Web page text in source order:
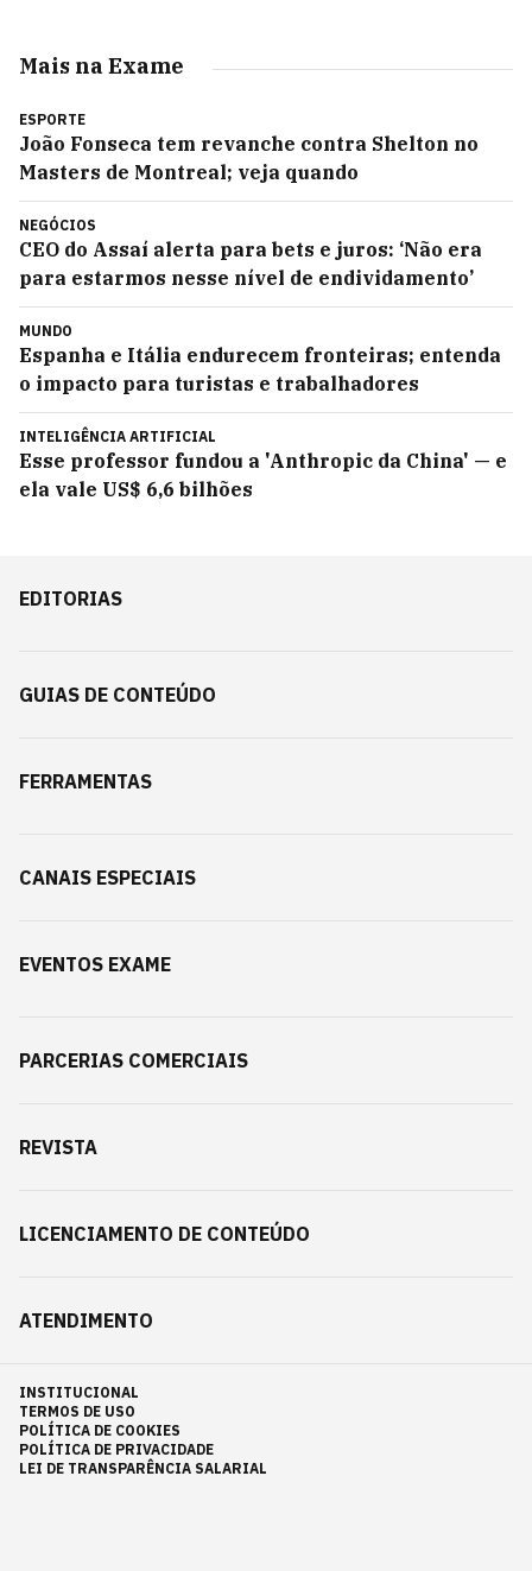
Mais na Exame
ESPORTE
João Fonseca tem revanche contra Shelton no
Masters de Montreal; veja quando
NEGÓCIOS
CEO do Assaí alerta para bets e juros: ‘Não era
para estarmos nesse nível de endividamento’
MUNDO
Espanha e Itália endurecem fronteiras; entenda
o impacto para turistas e trabalhadores
INTELIGÊNCIA ARTIFICIAL
Esse professor fundou a 'Anthropic da China' — e
ela vale US$ 6,6 bilhões
EDITORIAS
GUIAS DE CONTEÚDO
FERRAMENTAS
CANAIS ESPECIAIS
EVENTOS EXAME
PARCERIAS COMERCIAIS
REVISTA
LICENCIAMENTO DE CONTEÚDO
ATENDIMENTO
INSTITUCIONAL
TERMOS DE USO
POLÍTICA DE COOKIES
POLÍTICA DE PRIVACIDADE
LEI DE TRANSPARÊNCIA SALARIAL